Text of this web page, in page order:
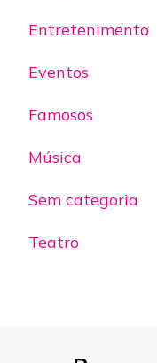
Entretenimento
Eventos
Famosos
Música
Sem categoria
Teatro